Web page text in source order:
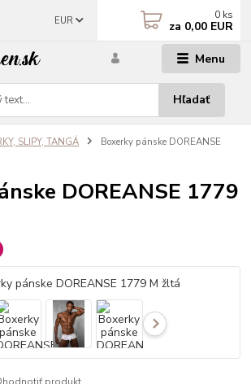
Menu
EUR
Hľadať
0 ks
za 0,00 EUR
SLIPY, TANGÁ
Boxerky pánske DOREANSE
DOREANSE 1779
produkt